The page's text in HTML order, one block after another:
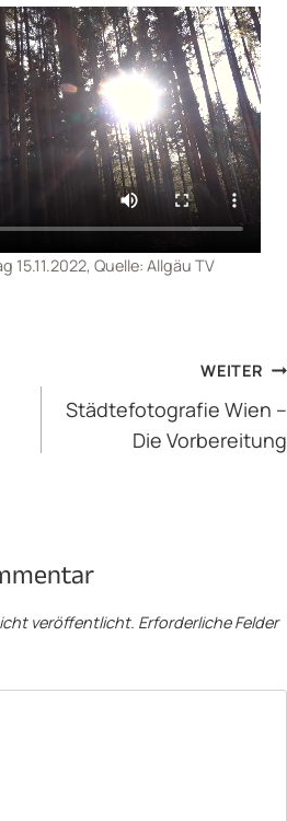
Quelle: Allgäu TV
WEITER
Städtefotografie Wien –
Die Vorbereitung
veröffentlicht. Erforderliche Felder